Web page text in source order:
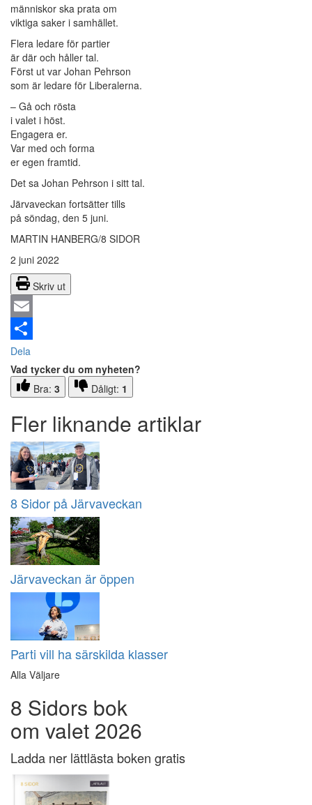
människor ska prata om
viktiga saker i samhället.
Flera ledare för partier
är där och håller tal.
Först ut var Johan Pehrson
som är ledare för Liberalerna.
– Gå och rösta
i valet i höst.
Engagera er.
Var med och forma
er egen framtid.
Det sa Johan Pehrson i sitt tal.
Järvaveckan fortsätter tills
på söndag, den 5 juni.
MARTIN HANBERG/8 SIDOR
2 juni 2022
Skriv ut
Email
Dela
Vad tycker du om nyheten?
Bra: 3 Dåligt: 1
Fler liknande artiklar
8 Sidor på Järvaveckan
Järvaveckan är öppen
Parti vill ha särskilda klasser
Alla Väljare
8 Sidors bok
om valet 2026
Ladda ner lättlästa boken gratis